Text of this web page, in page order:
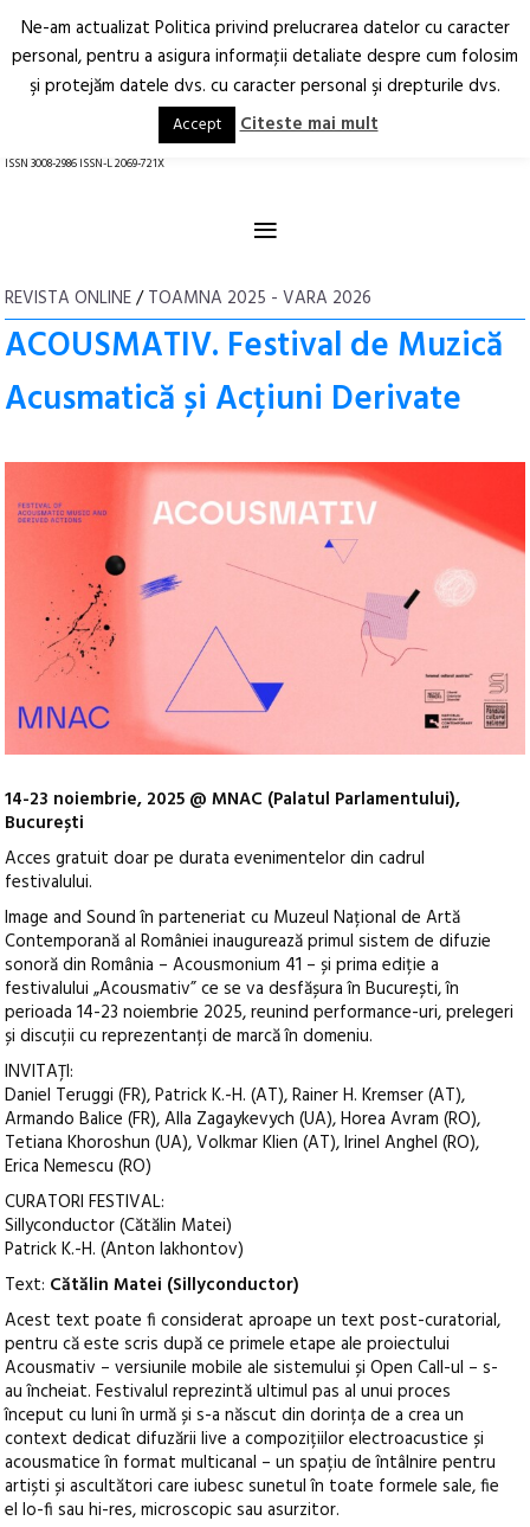
Arhitectură.
Oraș.
RO EN
ISSN 3008-2986 ISSN-L 2069-721X
≡
REVISTA ONLINE/TOAMNA 2025 - VARA 2026
ACOUSMATIV. Festival de Muzică
Acusmatică și Acțiuni Derivate
14-23 noiembrie, 2025 @ MNAC (Palatul Parlamentului),
București
Acces gratuit doar pe durata evenimentelor din cadrul
festivalului.
Image and Sound în parteneriat cu Muzeul Național de Artă
Contemporană al României inaugurează primul sistem de difuzie
sonoră din România – Acousmonium 41 – și prima ediție a
festivalului „Acousmativ” ce se va desfășura în București, în
perioada 14-23 noiembrie 2025, reunind performance-uri, prelegeri
și discuții cu reprezentanți de marcă în domeniu.
INVITAȚI:
Daniel Teruggi (FR), Patrick K.-H. (AT), Rainer H. Kremser (AT),
Armando Balice (FR), Alla Zagaykevych (UA), Horea Avram (RO),
Tetiana Khoroshun (UA), Volkmar Klien (AT), Irinel Anghel (RO),
Erica Nemescu (RO)
CURATORI FESTIVAL:
Sillyconductor (Cătălin Matei)
Patrick K.-H. (Anton Iakhontov)
Text: Cătălin Matei (Sillyconductor)
Acest text poate fi considerat aproape un text post-curatorial,
pentru că este scris după ce primele etape ale proiectului
Acousmativ – versiunile mobile ale sistemului și Open Call-ul – s-
au încheiat. Festivalul reprezintă ultimul pas al unui proces
început cu luni în urmă și s-a născut din dorința de a crea un
context dedicat difuzării live a compozițiilor electroacustice și
acousmatice în format multicanal – un spațiu de întâlnire pentru
artiști și ascultători care iubesc sunetul în toate formele sale, fie
el lo-fi sau hi-res, microscopic sau asurzitor.
Ne-am actualizat Politica privind prelucrarea datelor cu caracter
personal, pentru a asigura informaţii detaliate despre cum folosim
şi protejăm datele dvs. cu caracter personal şi drepturile dvs.
Accept Citeste mai mult